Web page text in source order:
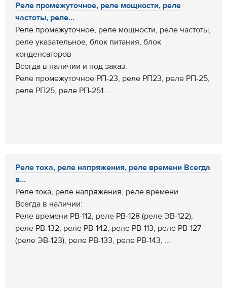
Реле промежуточное, реле мощности, реле
частоты, реле...
Реле промежуточное, реле мощности, реле частоты,
реле указательное, блок питания, блок
конденсаторов
Всегда в наличии и под заказ:
Реле промежуточное РП-23, реле РП23, реле РП-25,
реле РП25, реле РП-251...
Реле тока, реле напряжения, реле времени Всегда
в...
Реле тока, реле напряжения, реле времени
Всегда в наличии:
Реле времени РВ-112, реле РВ-128 (реле ЭВ-122),
реле РВ-132, реле РВ-142, реле РВ-113, реле РВ-127
(реле ЭВ-123), реле РВ-133, реле РВ-143, ...